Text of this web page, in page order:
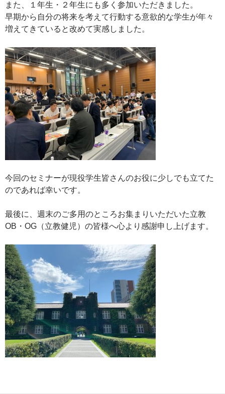
また、１年生・２年生にも多く参加いただきました。
早期から自分の将来を考えて行動する意欲的な学生が年々
増えてきていると改めて実感しました。
今回のセミナーが現役学生皆さんのお役に少しでも立てた
のであれば幸いです。
最後に、週末のご多用のところお集まりいただいた立教
OB・OG（立教健児）の皆様へ心より感謝申し上げます。